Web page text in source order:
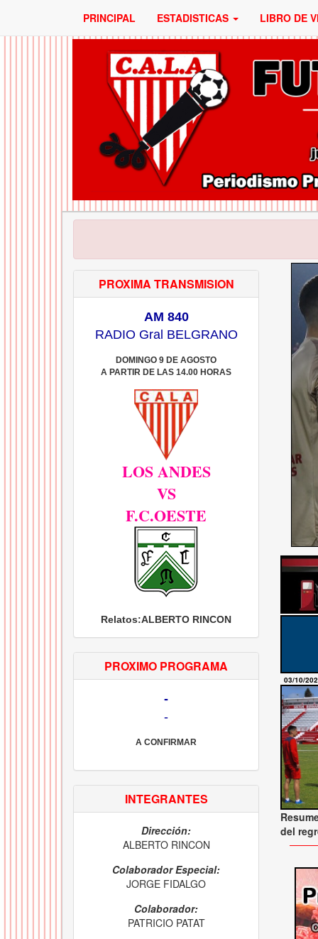
PRINCIPAL ESTADISTICAS LIBRO DE
PROXIMA TRANSMISION
AM 840
RADIO Gral BELGRANO
DOMINGO 9 DE AGOSTO
A PARTIR DE LAS 14.00 HORAS
LOS ANDES
VS
F.C.OESTE
Relatos:ALBERTO RINCON
PROXIMO PROGRAMA
-
-
A CONFIRMAR
INTEGRANTES
Dirección:
ALBERTO RINCON
Colaborador Especial:
JORGE FIDALGO
Colaborador:
PATRICIO PATAT
03/10/
del